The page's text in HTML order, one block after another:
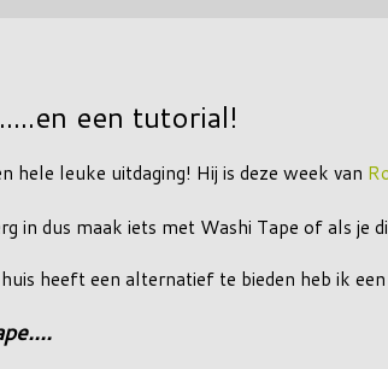
een tutorial!
hele leuke uitdaging! Hij is deze week van
in dus maak iets met Washi Tape of als je
heeft een alternatief te bieden heb ik